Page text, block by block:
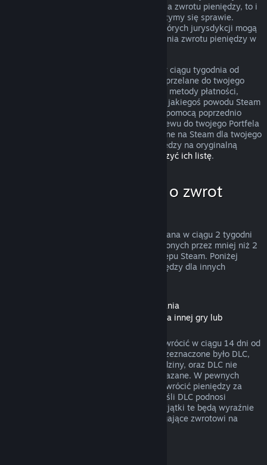
przypadek nie podlega zasadom uzyskania zwrotu pieniędzy, to i
tak możesz o niego poprosić, a my przyjrzymy się sprawie.
Konsumenci zamieszkujący obszary niektórych jurysdykcji mogą
mieć dodatkowe prawa dotyczące uzyskania zwrotu pieniędzy w
Zwrócimy ci całkowitą kwotę pieniężną w ciągu tygodnia od
zatwierdzenia zwrotu. Pieniądze zostaną przelane do twojego
Portfela Steam lub przy pomocy tej samej metody płatności,
której użyto do dokonania zakupu. Jeśli z jakiegoś powodu Steam
nie będzie w stanie zwrócić pieniędzy za pomocą poprzednio
użytej metody płatności, dokonamy przelewu do twojego Portfela
Steam. Niektóre metody płatności dostępne na Steam dla twojego
kraju mogą nie wspierać zwracania pieniędzy na oryginalną
Kliknij tutaj, aby zobaczyć ich listę.
Kiedy można poprosić o zwrot
Oferta zwrotu pieniędzy na Steam, dokonana w ciągu 2 tygodni
od daty zakupu i dla produktów uruchomionych przez mniej niż 2
godziny, dotyczy gier i programów ze Sklepu Steam. Poniżej
znajduje się opis działania zwrotów pieniędzy dla innych
Zwroty pieniędzy dla zawartości do pobrania
(zawartości ze Sklepu Steam dostępnej dla innej gry lub
DLC zakupione w Sklepie Steam można zwrócić w ciągu 14 dni od
daty zakupu, jeśli produkt, dla którego przeznaczone było DLC,
był uruchamiany przez mniej niż dwie godziny, oraz DLC nie
zostało zużyte, zmodyfikowane lub przekazane. W pewnych
przypadkach Steam nie będzie w stanie zwrócić pieniędzy za
niektóre DLC firm trzecich (na przykład jeśli DLC podnosi
nieodwracalnie poziom postaci z gry). Wyjątki te będą wyraźnie
oznaczone przed zakupem jako niepodlegające zwrotowi na